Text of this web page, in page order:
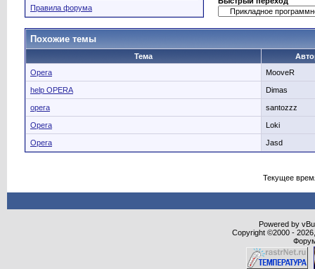
Правила форума
Похожие темы
Тема
Opera
MooveR
help OPERA Dimas
opera santozzz
Opera Loki
Opera Jasd
Текущее
Powered by
Copyright ©2000 -